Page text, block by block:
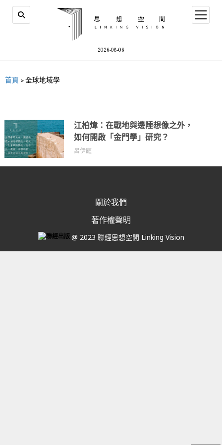
2026-08-06
首頁 >全球地域學
江柏煒：在戰地與邊陲想像之外，
如何開啟「金門學」研究？
呂伊庭
關於我們
著作權聲明
@ 2023 聯經思想空間 Linking Vision